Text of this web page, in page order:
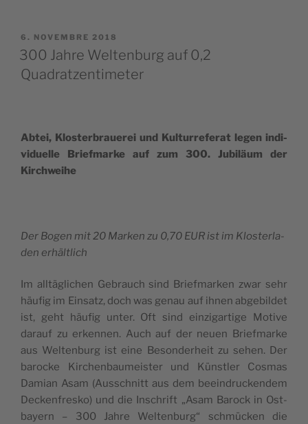
PUBBLICATO
IL
6. NOVEMBRE 2018
300 Jahre Weltenburg auf 0,2
Quadratzentimeter
Abtei, Klo­ster­braue­rei und Kul­tur­re­fe­rat legen indi­
vi­duel­le Brie­f­mar­ke auf zum 300. Jubi­läum der
Kirchweihe
Der Bogen mit 20 Mar­ken zu 0,70 EUR ist im Klo­ster­la­
den erhältlich
Im all­tä­gli­chen Gebrauch sind Brie­f­mar­ken zwar sehr
häu­fig im Ein­sa­tz, doch was genau auf ihnen abge­bil­det
ist, geht häu­fig unter. Oft sind ein­zi­gar­ti­ge Moti­ve
darauf zu erken­nen. Auch auf der neuen Brie­f­mar­ke
aus Welt­en­burg ist eine Beson­de­rheit zu sehen. Der
baroc­ke Kir­chen­bau­mei­ster und Kün­stler Cosmas
Damian Asam (Aus­sch­nitt aus dem beein­druc­ken­dem
Dec­ken­fre­sko) und die Inschrift „Asam Barock in Ost­
bayern – 300 Jah­re Welt­en­burg“ sch­müc­ken die